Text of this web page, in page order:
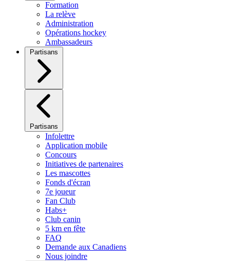
Formation
La relève
Administration
Opérations hockey
Ambassadeurs
Partisans
Partisans
Infolettre
Application mobile
Concours
Initiatives de partenaires
Les mascottes
Fonds d'écran
7e joueur
Fan Club
Habs+
Club canin
5 km en fête
FAQ
Demande aux Canadiens
Nous joindre